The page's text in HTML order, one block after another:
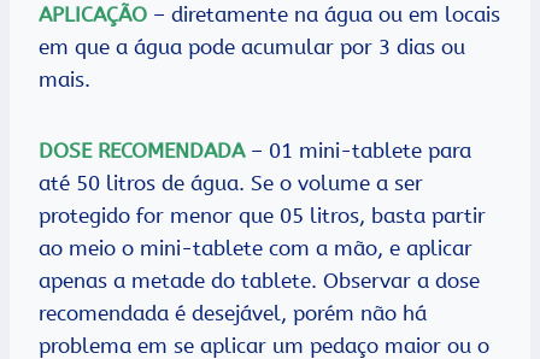
APLICAÇÃO – diretamente na água ou em locais
em que a água pode acumular por 3 dias ou
mais.
DOSE RECOMENDADA– 01 mini-tablete para
até 50 litros de água. Se o volume a ser
protegido for menor que 05 litros, basta partir
ao meio o mini-tablete com a mão, e aplicar
apenas a metade do tablete. Observar a dose
recomendada é desejável, porém não há
problema em se aplicar um pedaço maior ou o